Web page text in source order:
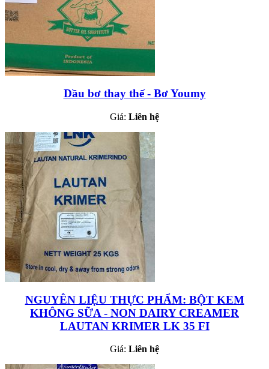
Dầu bơ thay thế - Bơ Youmy
Giá: Liên hệ
NGUYÊN LIỆU THỰC PHẨM: BỘT KEM
KHÔNG SỮA - NON DAIRY CREAMER
LAUTAN KRIMER LK 35 FI
Giá: Liên hệ